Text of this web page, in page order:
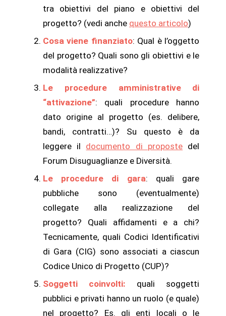
tra obiettivi del piano e obiettivi del
progetto? (vedi anche questo articolo)
Cosa viene finanziato: Qual è l’oggetto
del progetto? Quali sono gli obiettivi e le
modalità realizzative?
Le procedure amministrative di
“attivazione”: quali procedure hanno
dato origine al progetto (es. delibere,
bandi, contratti…)? Su questo è da
leggere il documento di proposte del
Forum Disuguaglianze e Diversità.
Le procedure di gara: quali gare
pubbliche sono (eventualmente)
collegate alla realizzazione del
progetto? Quali affidamenti e a chi?
Tecnicamente, quali Codici Identificativi
di Gara (CIG) sono associati a ciascun
Codice Unico di Progetto (CUP)?
Soggetti coinvolti: quali soggetti
pubblici e privati hanno un ruolo (e quale)
nel progetto? Es. gli enti locali o le